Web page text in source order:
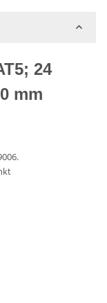
24
mm